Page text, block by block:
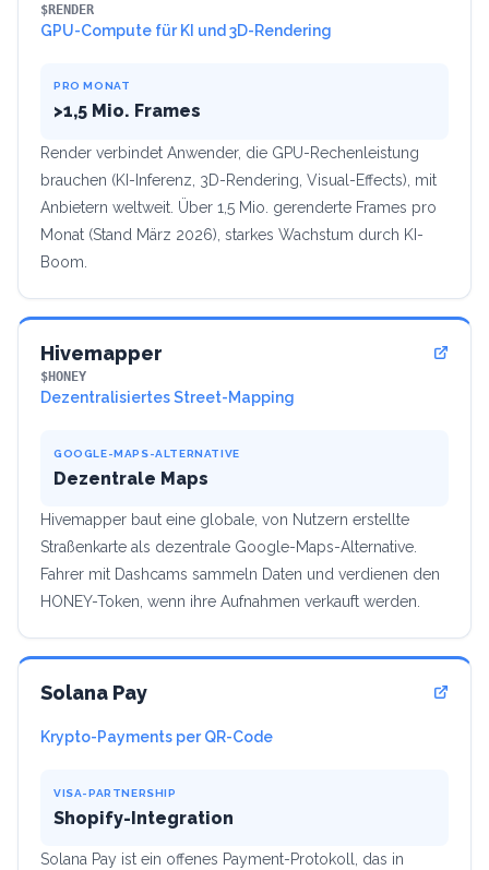
$RENDER
GPU-Compute für KI und 3D-Rendering
PRO MONAT
>1,5 Mio. Frames
Render verbindet Anwender, die GPU-Rechenleistung
brauchen (KI-Inferenz, 3D-Rendering, Visual-Effects), mit
Anbietern weltweit. Über 1,5 Mio. gerenderte Frames pro
Monat (Stand März 2026), starkes Wachstum durch KI-
Boom.
Hivemapper
$HONEY
Dezentralisiertes Street-Mapping
GOOGLE-MAPS-ALTERNATIVE
Dezentrale Maps
Hivemapper baut eine globale, von Nutzern erstellte
Straßenkarte als dezentrale Google-Maps-Alternative.
Fahrer mit Dashcams sammeln Daten und verdienen den
HONEY-Token, wenn ihre Aufnahmen verkauft werden.
Solana Pay
Krypto-Payments per QR-Code
VISA-PARTNERSHIP
Shopify-Integration
Solana Pay ist ein offenes Payment-Protokoll, das in